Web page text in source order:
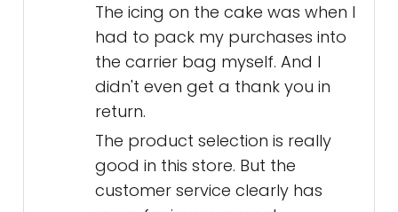
The icing on the cake was when I
had to pack my purchases into
the carrier bag myself. And I
didn't even get a thank you in
return.
The product selection is really
good in this store. But the
customer service clearly has